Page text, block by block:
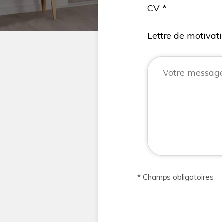
CV *
Lettre de
* Champs obligatoires